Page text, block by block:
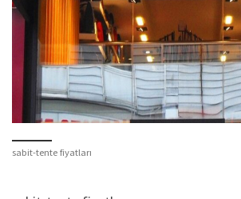
sabit-tente fiyatları